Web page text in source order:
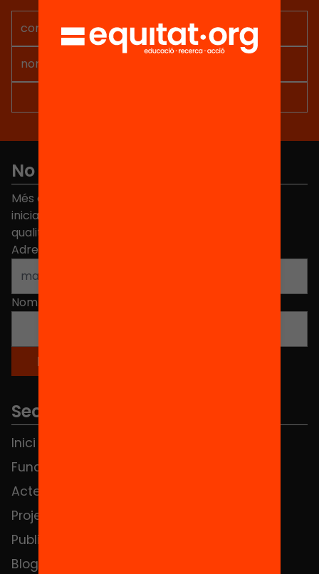
No et perdis res
Més de 40.000 persones ja han triat Equitat. Rep
iniciatives, propostes i projectes per millorar la
qualitat de l'educació a Catalunya.
Adreça electrònica
Nom
Seccions
Inici
Fundació
Actes
Projectes
Publicacions i vídeos
Blog